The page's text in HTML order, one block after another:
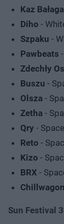
Kaz
Diho -
Szpaku -
Pawbeats
Zdechły
Buszu -
Olsza -
Zetha -
Qry -
Reto -
Kizo -
BRX -
Chillwagon
Sun Festival